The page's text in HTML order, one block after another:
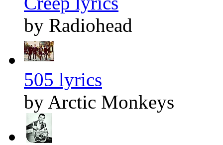
by Radiohead
505 lyrics
by Arctic Monkeys